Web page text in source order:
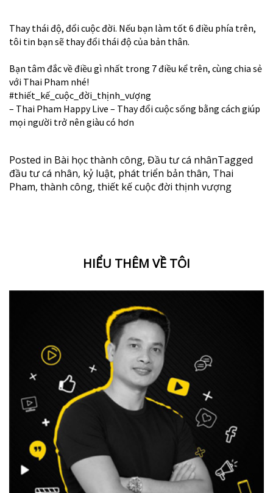
Thay thái độ, đổi cuộc đời. Nếu bạn làm tốt 6 điều phía trên,
tôi tin bạn sẽ thay đổi thái độ của bản thân.
Bạn tâm đắc về điều gì nhất trong 7 điều kể trên, cùng chia sẻ
với Thai Pham nhé!
#thiết_kế_cuộc_đời_thịnh_vượng
– Thai Pham Happy Live – Thay đổi cuộc sống bằng cách giúp
mọi người trở nên giàu có hơn
Posted in Bài học thành công, Đầu tư cá nhânTagged
đầu tư cá nhân, kỷ luật, phát triển bản thân, Thai
Pham, thành công, thiết kế cuộc đời thịnh vượng
HIỂU THÊM VỀ TÔI